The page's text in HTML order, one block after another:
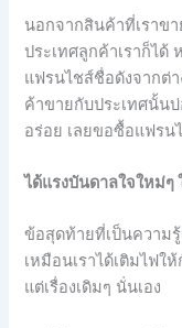
นอกจากสินค้าที่เราขา
ประเทศลูกค้าเราก็ได้
แฟรนไชส์ชื่อดังจากต่
ค้าขายกับประเทศนั้น
อร่อย เลยขอซื้อแฟรน
ได้แรงบันดาลใจใหม่ๆ
ข้อสุดท้ายที่เป็นความ
เหมือนเราได้เติมไฟใ
แต่เรื่องเดิมๆ นั่นเอง